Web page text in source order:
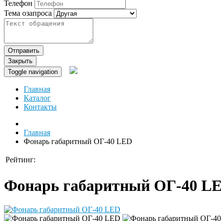
Телефон
Тема озапроса
Отправить
Закрыть
Toggle navigation
Главная
Каталог
Контакты
Главная
Фонарь габаритный ОГ-40 LED
Рейтинг:
Фонарь габаритный ОГ-40